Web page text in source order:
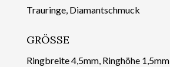
Trauringe, Diamantschmuck
GRÖSSE
Ringbreite 4,5mm, Ringhöhe 1,5mm